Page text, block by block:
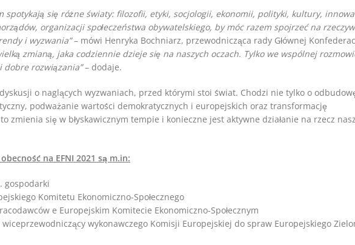
spotykają się różne światy: filozofii, etyki, socjologii, ekonomii, polityki, kultury,
organizacji społeczeństwa obywatelskiego, by móc razem spojrzeć na
i wyzwania”– mówi Henryka Bochniarz, przewodnicząca rady Głównej
zmianą, jaka codziennie dzieje się na naszych oczach. Tylko we wspólnej
rozwiązania”– dodaje.
o naglących wyzwaniach, przed którymi stoi świat. Chodzi nie tylko o
podważanie wartości demokratycznych i europejskich oraz transformację
zmienia się w błyskawicznym tempie i konieczne jest aktywne działanie na rzecz
na EFNI 2021 są m.in:
gospodarki
Komitetu Ekonomiczno-Społecznego
e Europejskim Komitecie Ekonomiczno-Społecznym
wykonawczego Komisji Europejskiej do spraw Europejskiego